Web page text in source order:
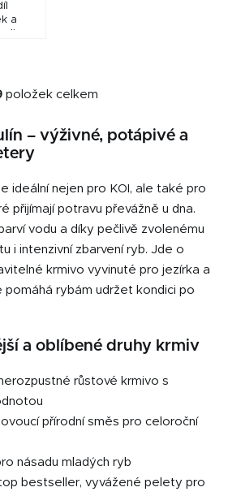
a
O
l
a
c
í
p
r
v
k
ý
i
u
položek celkem
– výživné, potápivé a
ideální nejen pro KOI, ale také pro
přijímají potravu převážně u dna.
vodu a díky pečlivě zvolenému
i intenzivní zbarvení ryb. Jde o
krmivo vyvinuté pro jezírka a
pomáhá rybám udržet kondici po
a oblíbené druhy krmiv
růstové krmivo s
přírodní směs pro celoroční
násadu mladých ryb
bestseller, vyvážené pelety pro